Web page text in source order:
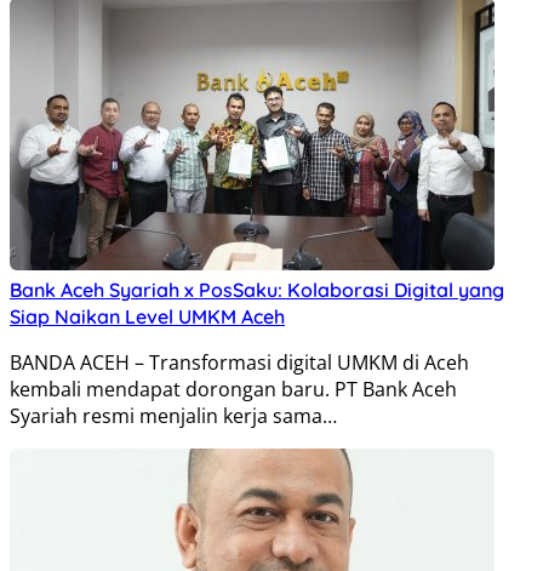
Bank Aceh Syariah x PosSaku: Kolaborasi Digital yang
Siap Naikan Level UMKM Aceh
BANDA ACEH – Transformasi digital UMKM di Aceh
kembali mendapat dorongan baru. PT Bank Aceh
Syariah resmi menjalin kerja sama…